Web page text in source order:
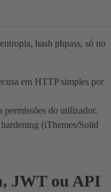
hash phpass, só no
em HTTP simples por
permissões do utilizador.
(iThemes/Solid
JWT ou API